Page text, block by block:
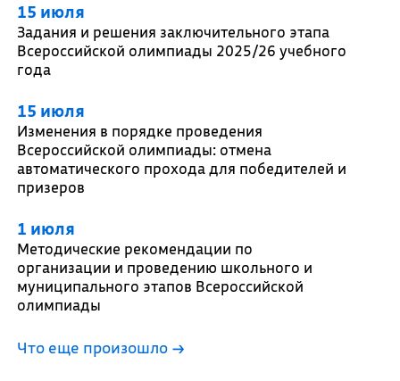
15 июля
Задания и решения заключительного этапа
Всероссийской олимпиады 2025/26 учебного
года
15 июля
Изменения в порядке проведения
Всероссийской олимпиады: отмена
автоматического прохода для победителей и
призеров
1 июля
Методические рекомендации по
организации и проведению школьного и
муниципального этапов Всероссийской
олимпиады
Что еще произошло →